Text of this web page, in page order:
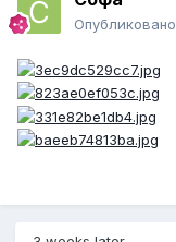
Опубликовано